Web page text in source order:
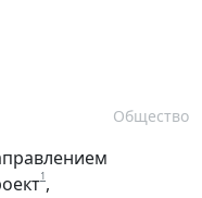
Общество
1,